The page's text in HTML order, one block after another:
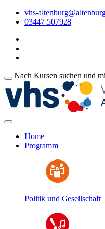
vhs-
03447 507928
Nach Kursen suchen und
Home
Programm
Politik und Gesellschaft